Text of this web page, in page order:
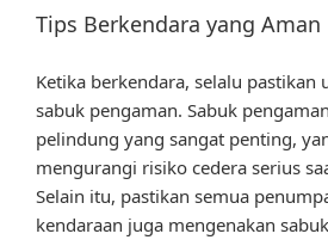
Tips Berkendara yang Aman
Ketika berkendara, selalu pastikan
sabuk pengaman. Sabuk
pelindung yang sangat penting,
mengurangi risiko cedera serius
Selain itu, pastikan semua
kendaraan juga mengenakan